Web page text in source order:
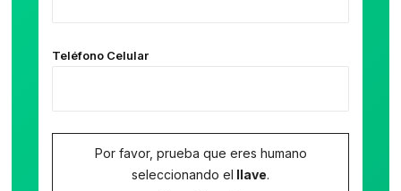
Teléfono Celular
Por favor, prueba que eres humano
seleccionando el llave.